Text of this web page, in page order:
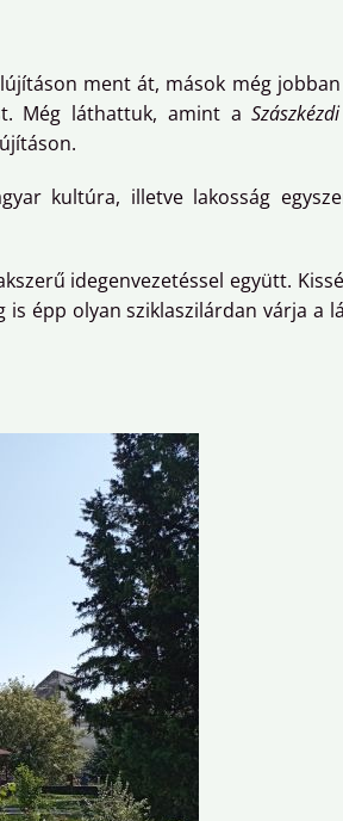
ment át, mások még
Még láthattuk, amint a
kultúra, illetve lakosság
idegenvezetéssel együtt.
épp olyan sziklaszilárdan várja a